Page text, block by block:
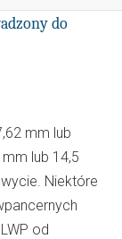
do
mm lub
lub 14,5
Niektóre
od